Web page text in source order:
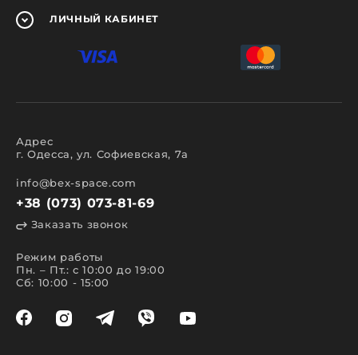
ЛИЧНЫЙ КАБИНЕТ
Адрес
г. Одесса, ул. Софиевская, 7а
info@bex-space.com
+38 (073) 073-81-69
Заказать звонок
Режим работы
Пн. – Пт.: с 10:00 до 19:00
Сб: 10:00 - 15:00